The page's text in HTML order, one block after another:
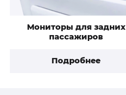
Мониторы для задних
пассажиров
Подробнее